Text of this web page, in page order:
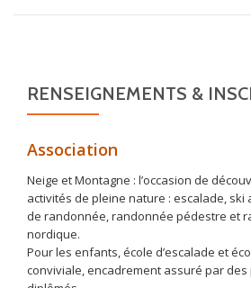
RENSEIGNEMENTS &
Association
Neige et Montagne : l’occasion de
activités de pleine nature : escalade, ski
de randonnée, randonnée pédestre et
nordique.
Pour les enfants, école d’escalade et
conviviale, encadrement assuré par